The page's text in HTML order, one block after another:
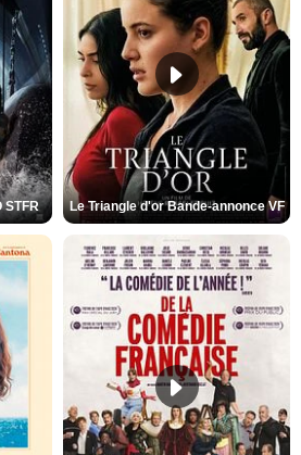
STFR Le Triangle d'or Bande-annonce VF